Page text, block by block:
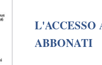
L'ACCESSO
ABBONATI